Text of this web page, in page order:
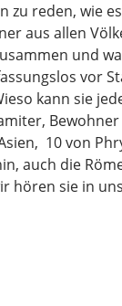
zu reden, wie
aus allen
und
vor
kann sie
Bewohner
10 von
auch die
hören sie in